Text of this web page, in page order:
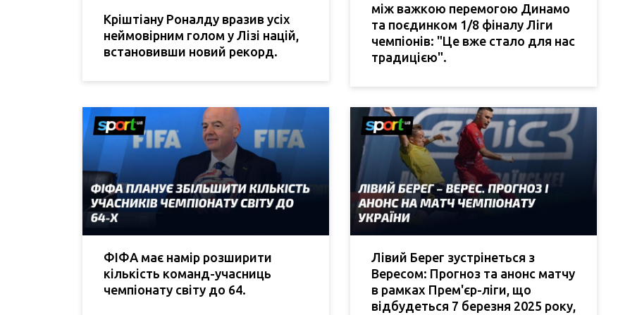
Кріштіану Роналду вразив усіх
неймовірним голом у Лізі націй,
встановивши новий рекорд.
між важкою перемогою Динамо
та поєдинком 1/8 фіналу Ліги
чемпіонів: "Це вже стало для нас
традицією".
ФІФА має намір розширити
кількість команд-учасниць
чемпіонату світу до 64.
Лівий Берег зустрінеться з
Вересом: Прогноз та анонс матчу
в рамках Прем'єр-ліги, що
відбудеться 7 березня 2025 року,